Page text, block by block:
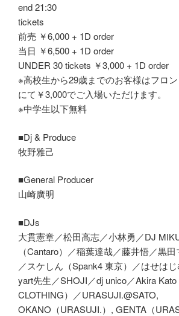
end 21:30
tickets
前売 ￥6,000 + 1D order
当日 ￥6,500 + 1D order
UNDER 30 tickets ￥3,000 + 1D order
※高校生から29歳までのお客様はフロ
にて￥3,000でご入場いただけます。
※中学生以下無料
■Dj & Produce
牧野雅己
■General Producer
山崎廣明
■DJs
大貫憲章／松田高志／小林勇／DJ
（Cantaro）／稲葉達哉／藤井悟／黒
／スケしん（Spank4 東京）／はせは
yart先生／SHOJI／dj unico／Akira Kato
CLOTHING）／URASUJI.@SATO,
OKANO（URASUJI.）, GENTA（